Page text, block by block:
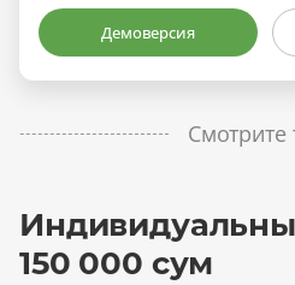
Демоверсия
Смотрите
150 000 сум